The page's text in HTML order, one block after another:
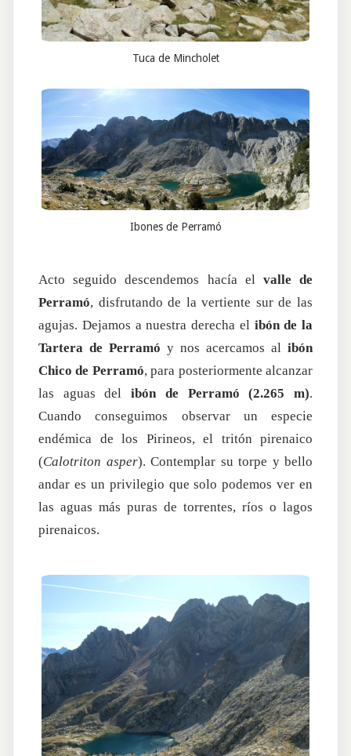
Tuca de Mincholet
Ibones de Perramó
Acto seguido descendemos hacía el valle de
Perramó, disfrutando de la vertiente sur de las
agujas. Dejamos a nuestra derecha el ibón de la
Tartera de Perramó y nos acercamos al ibón
Chico de Perramó, para posteriormente alcanzar
las aguas delibón de Perramó (2.265 m).
Cuando conseguimos observar un especie
endémica de los Pirineos, el tritón pirenaico
(Calotriton asper). Contemplar su torpe y bello
andar es un privilegio que solo podemos ver en
las aguas más puras de torrentes, ríos o lagos
pirenaicos.